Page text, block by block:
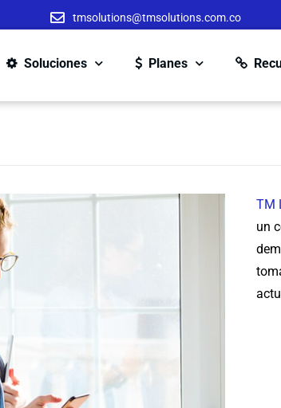
tmsolutions@tmsolutions.com.co
Soluciones Planes
TM
un